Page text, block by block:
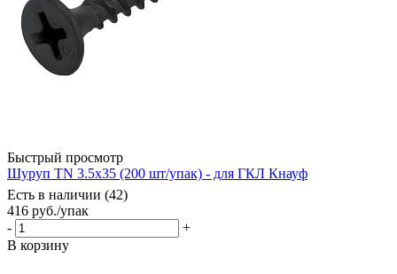
Быстрый просмотр
Шуруп TN 3.5x35 (200 шт/упак) - для ГКЛ Кнауф
Есть в наличии (42)
416 руб./упак
-
+
В корзину